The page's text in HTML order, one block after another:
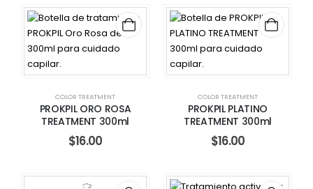
COLOR TREATMENT
PROKPIL ORO ROSA
TREATMENT 300ml
$16.00
COLOR TREATMENT
PROKPIL PLATINO
TREATMENT 300ml
$16.00